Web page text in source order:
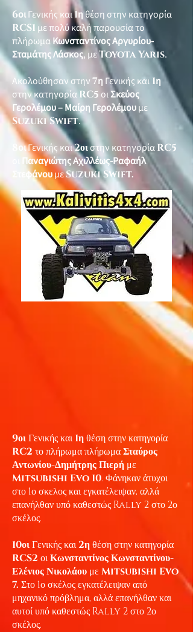
6οιΓενικής και1ηθέση στην κατηγορία
RCS1 με πολύ καλή παρουσία το
πλήρωμαΚωνσταντίνος Αργυρίου-
Σταμάτης Λάσκος, μεToyota Yaris.
Ακολούθησαν στην7η Γενικής και 1η
στην κατηγορίαRC5οιΣκεύος
Γερολέμου – Μαίρη Γερολέμουμε
Suzuki Swift.
8οιΓενικής και2οιστην κατηγορίαRC5
Παναγιώτης Αχιλλέως-Ραφαήλ
ΣτεφάνουμεSuzuki Swift.
9οιΓενικής και1ηθέση στην κατηγορία
RC2το πλήρωμα πλήρωμαΣταύρος
Αντωνίου-Δημήτρης Πιερή με
Mitsubishi Evo 10. Φάνηκαν άτυχοι
στο 1ο σκελος και εγκατέλειψαν, αλλά
επανήλθαν υπό καθεστώς Rally 2 στο 2ο
σκέλος.
10οιΓενικής και2ηθέση στην κατηγορία
RCS2οιΚωνσταντίνος Κωνσταντίνου-
Ελένιος Νικολάου με Mitsubishi Evo
7. Στο 1ο σκέλος εγκατέλειψαν από
μηχανικό πρόβλημα, αλλά επανήλθαν και
αυτοί υπό καθεστώς Rally 2 στο 2ο
σκέλος.